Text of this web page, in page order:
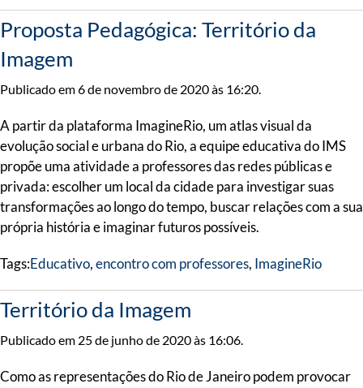
Proposta Pedagógica: Território da
Imagem
Publicado em 6 de novembro de 2020 às 16:20.
A partir da plataforma ImagineRio, um atlas visual da
evolução social e urbana do Rio, a equipe educativa do IMS
propõe uma atividade a professores das redes públicas e
privada: escolher um local da cidade para investigar suas
transformações ao longo do tempo, buscar relações com a sua
própria história e imaginar futuros possíveis.
Tags:Educativo,encontro com professores, ImagineRio
Território da Imagem
Publicado em 25 de junho de 2020 às 16:06.
Como as representações do Rio de Janeiro podem provocar